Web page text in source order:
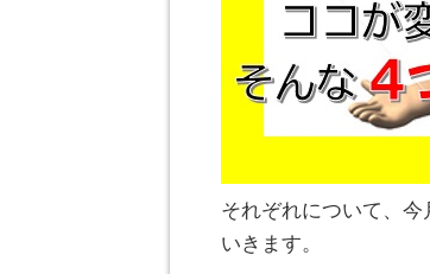
それぞれについて、
いきます。